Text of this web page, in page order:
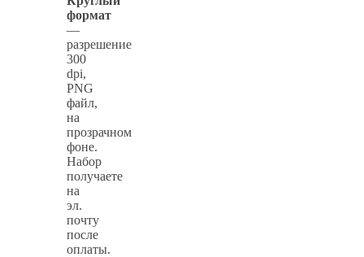
формат
—
разрешение
300
dpi,
PNG
файл,
на
прозрачном
фоне.
Набор
получаете
на
эл.
почту
после
оплаты.